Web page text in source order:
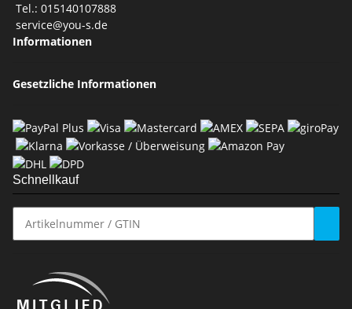
Tel.: 015140107888
service@you-s.de
Informationen
Gesetzliche Informationen
Schnellkauf